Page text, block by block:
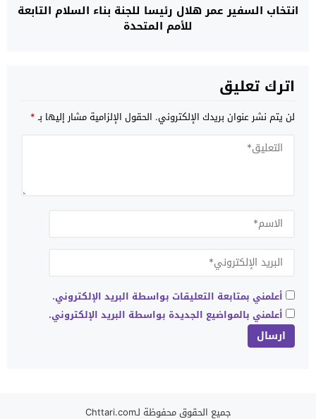
انتخاب السفير عمر هلال رئيسا للجنة بناء السلام التابعة
للأمم المتحدة
اترك تعليق
لن يتم نشر عنوان بريدك الإلكتروني. الحقول الإلزامية مشار إليها بـ*
أعلمني بمتابعة التعليقات بواسطة البريد الإلكتروني.
أعلمني بالمواضيع الجديدة بواسطة البريد الإلكتروني.
جميع الحقوق محفوظة لـChttari.com